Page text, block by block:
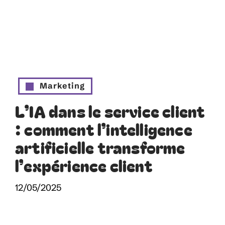
Marketing
L’IA dans le service client
: comment l’intelligence
artificielle transforme
l’expérience client
12/05/2025